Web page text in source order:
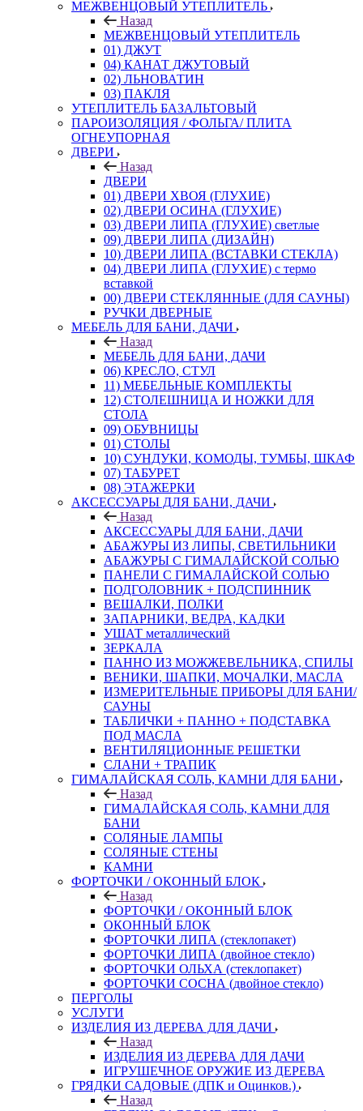
МЕЖВЕНЦОВЫЙ УТЕПЛИТЕЛЬ
Назад
МЕЖВЕНЦОВЫЙ УТЕПЛИТЕЛЬ
01) ДЖУТ
04) КАНАТ ДЖУТОВЫЙ
02) ЛЬНОВАТИН
03) ПАКЛЯ
УТЕПЛИТЕЛЬ БАЗАЛЬТОВЫЙ
ПАРОИЗОЛЯЦИЯ / ФОЛЬГА/ ПЛИТА
ОГНЕУПОРНАЯ
ДВЕРИ
Назад
ДВЕРИ
01) ДВЕРИ ХВОЯ (ГЛУХИЕ)
02) ДВЕРИ ОСИНА (ГЛУХИЕ)
03) ДВЕРИ ЛИПА (ГЛУХИЕ) светлые
09) ДВЕРИ ЛИПА (ДИЗАЙН)
10) ДВЕРИ ЛИПА (ВСТАВКИ СТЕКЛА)
04) ДВЕРИ ЛИПА (ГЛУХИЕ) с термо
вставкой
00) ДВЕРИ СТЕКЛЯННЫЕ (ДЛЯ САУНЫ)
РУЧКИ ДВЕРНЫЕ
МЕБЕЛЬ ДЛЯ БАНИ, ДАЧИ
Назад
МЕБЕЛЬ ДЛЯ БАНИ, ДАЧИ
06) КРЕСЛО, СТУЛ
11) МЕБЕЛЬНЫЕ КОМПЛЕКТЫ
12) СТОЛЕШНИЦА И НОЖКИ ДЛЯ
СТОЛА
09) ОБУВНИЦЫ
01) СТОЛЫ
10) СУНДУКИ, КОМОДЫ, ТУМБЫ, ШКАФ
07) ТАБУРЕТ
08) ЭТАЖЕРКИ
АКСЕССУАРЫ ДЛЯ БАНИ, ДАЧИ
Назад
АКСЕССУАРЫ ДЛЯ БАНИ, ДАЧИ
АБАЖУРЫ ИЗ ЛИПЫ, СВЕТИЛЬНИКИ
АБАЖУРЫ С ГИМАЛАЙСКОЙ СОЛЬЮ
ПАНЕЛИ С ГИМАЛАЙСКОЙ СОЛЬЮ
ПОДГОЛОВНИК + ПОДСПИННИК
ВЕШАЛКИ, ПОЛКИ
ЗАПАРНИКИ, ВЕДРА, КАДКИ
УШАТ металлический
ЗЕРКАЛА
ПАННО ИЗ МОЖЖЕВЕЛЬНИКА, СПИЛЫ
ВЕНИКИ, ШАПКИ, МОЧАЛКИ, МАСЛА
ИЗМЕРИТЕЛЬНЫЕ ПРИБОРЫ ДЛЯ БАНИ/
САУНЫ
ТАБЛИЧКИ + ПАННО + ПОДСТАВКА
ПОД МАСЛА
ВЕНТИЛЯЦИОННЫЕ РЕШЕТКИ
СЛАНИ + ТРАПИК
ГИМАЛАЙСКАЯ СОЛЬ, КАМНИ ДЛЯ БАНИ
Назад
ГИМАЛАЙСКАЯ СОЛЬ, КАМНИ ДЛЯ
БАНИ
СОЛЯНЫЕ ЛАМПЫ
СОЛЯНЫЕ СТЕНЫ
КАМНИ
ФОРТОЧКИ / ОКОННЫЙ БЛОК
Назад
ФОРТОЧКИ / ОКОННЫЙ БЛОК
ОКОННЫЙ БЛОК
ФОРТОЧКИ ЛИПА (стеклопакет)
ФОРТОЧКИ ЛИПА (двойное стекло)
ФОРТОЧКИ ОЛЬХА (стеклопакет)
ФОРТОЧКИ СОСНА (двойное стекло)
ПЕРГОЛЫ
УСЛУГИ
ИЗДЕЛИЯ ИЗ ДЕРЕВА ДЛЯ ДАЧИ
Назад
ИЗДЕЛИЯ ИЗ ДЕРЕВА ДЛЯ ДАЧИ
ИГРУШЕЧНОЕ ОРУЖИЕ ИЗ ДЕРЕВА
ГРЯДКИ САДОВЫЕ (ДПК и Оцинков.)
Назад